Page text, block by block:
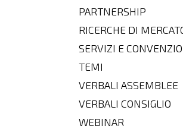
PARTNERSHIP
RICERCHE DI
SERVIZI E
TEMI
VERBALI ASSEMBLEE
VERBALI CONSIGLIO
WEBINAR